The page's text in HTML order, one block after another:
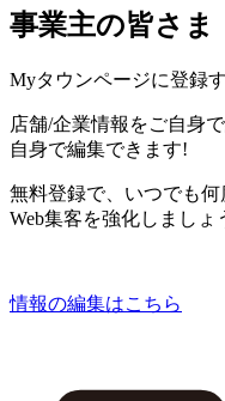
事業主の皆さま
Myタウンページに登録
店舗/企業情報をご自身
自身で編集できます!
無料登録で、いつでも何
Web集客を強化しましょ
情報の編集はこちら